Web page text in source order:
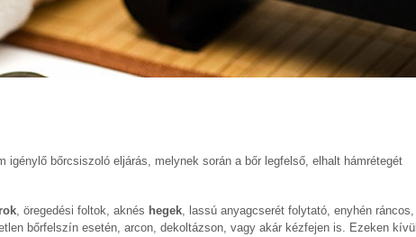
igénylő bőrcsiszoló eljárás, melynek során a bőr legfelső, elhalt hámrétegét
, öregedési foltok, aknés hegek, lassú anyagcserét folytató, enyhén ráncos,
bőrfelszín esetén, arcon, dekoltázson, vagy akár kézfejen is. Ezeken kívül